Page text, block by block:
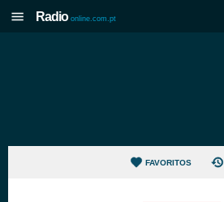
Radio online.com.pt
FAVORITOS